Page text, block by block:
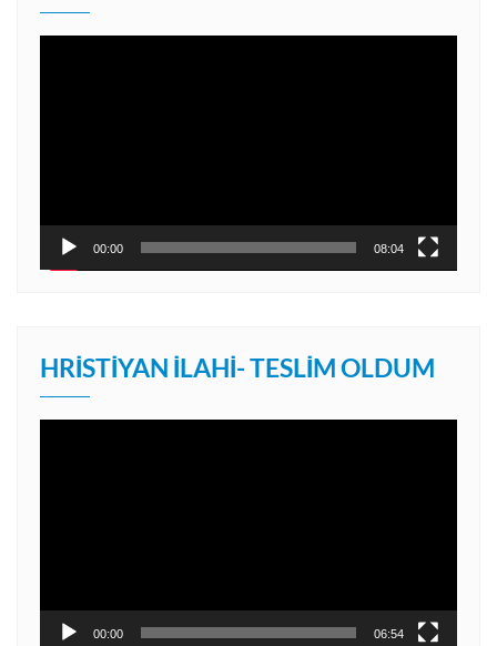
00:00 08:04
HRISTIYAN İLAHI- TESLIM OLDUM
00:00 06:54